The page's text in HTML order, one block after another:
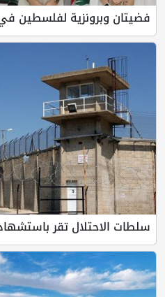
فضيتان وبرونزية لفلسطين
سلطات الاحتلال تقر